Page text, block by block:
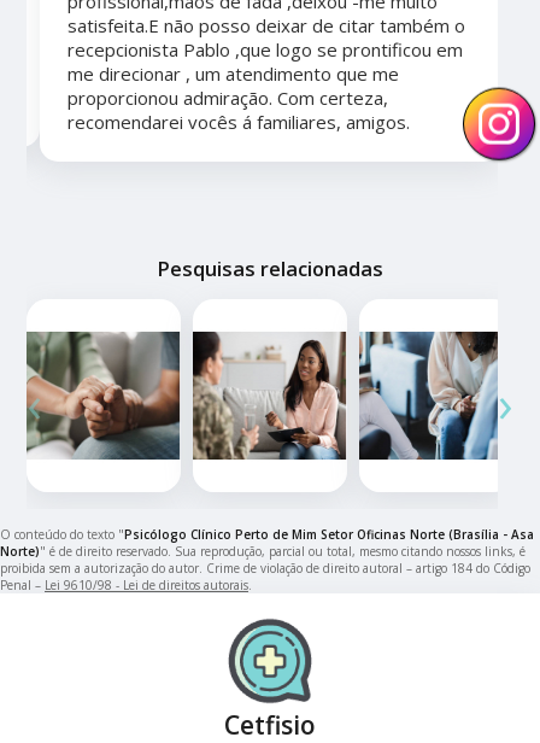
satisfeita.E não posso deixar de citar também o
recepcionista Pablo ,que logo se prontificou em
me direcionar , um atendimento que me
proporcionou admiração. Com certeza,
recomendarei vocês á familiares, amigos.
Pesquisas relacionadas
‹ ›
O conteúdo do texto "Psicólogo Clínico Perto de Mim Setor Oficinas Norte (Brasília - Asa
Norte)" é de direito reservado. Sua reprodução, parcial ou total, mesmo citando nossos links, é
proibida sem a autorização do autor. Crime de violação de direito autoral – artigo 184 do Código
Penal – Lei 9610/98 - Lei de direitos autorais.
Cetfisio